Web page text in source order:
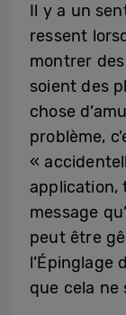
Il y a un
ressent
montrer
soient des
chose
problème,
«
application,
message
peut être
l’Épinglage
que cela ne